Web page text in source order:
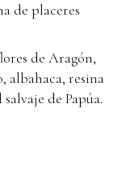
de placeres
de Aragón,
albahaca, resina
de Papúa.